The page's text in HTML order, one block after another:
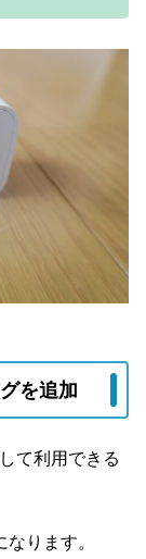
を追加
て利用できる
ります。